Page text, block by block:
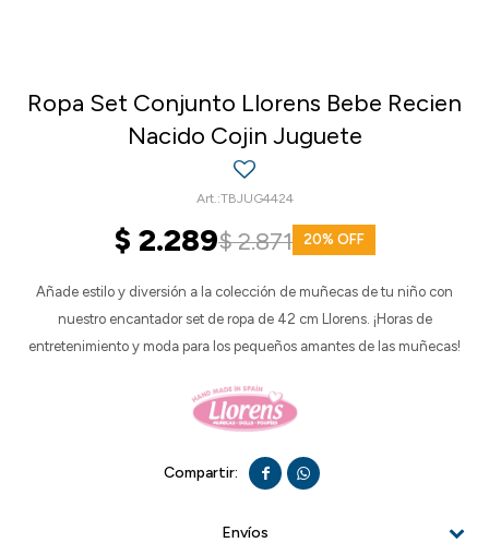
Ropa Set Conjunto Llorens Bebe Recien
Nacido Cojin Juguete
TBJUG4424
$ 2.289$2.871 20
Añade estilo y diversión a la colección de muñecas de tu niño con
nuestro encantador set de ropa de 42 cm Llorens. ¡Horas de
entretenimiento y moda para los pequeños amantes de las muñecas!
 
Envíos